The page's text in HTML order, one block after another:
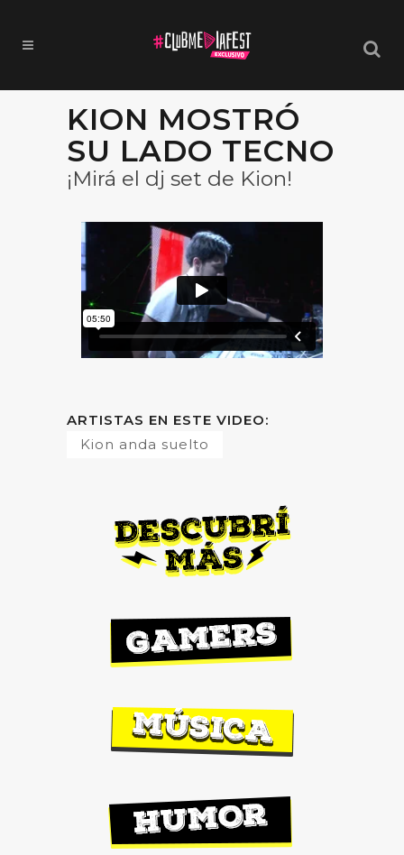
KION MOSTRÓ
SU LADO TECNO
¡Mirá el dj set de Kion!
ARTISTAS EN ESTE VIDEO:
Kion anda suelto